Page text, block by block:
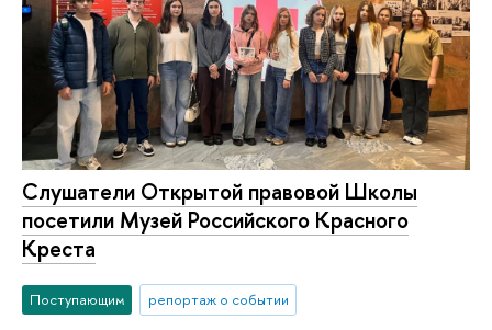
Слушатели Открытой правовой Школы
посетили Музей Российского Красного
Креста
Поступающим репортаж о событии